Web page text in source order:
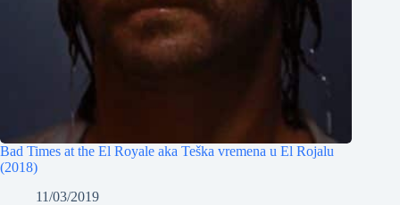
Bad Times at the El Royale aka Teška vremena u El Rojalu
(2018)
11/03/2019